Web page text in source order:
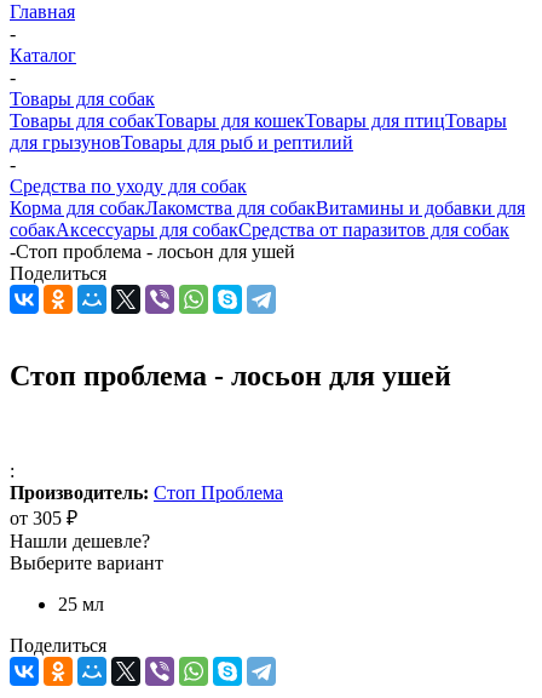
Главная
-
Каталог
-
Товары для собак
Товары для собакТовары для кошекТовары для птицТовары
для грызуновТовары для рыб и рептилий
-
Средства по уходу для собак
Корма для собакЛакомства для собакВитамины и добавки для
собакАксессуары для собакСредства от паразитов для собак
-Стоп проблема - лосьон для ушей
Поделиться
Стоп проблема - лосьон для ушей
:
Производитель: Стоп Проблема
от 305 ₽
Нашли дешевле?
Выберите вариант
25 мл
Поделиться